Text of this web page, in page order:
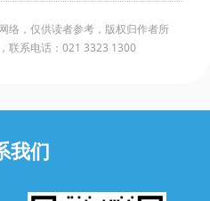
络，仅供读者参考，版权归作者所
联系电话：021 3323 1300
我们